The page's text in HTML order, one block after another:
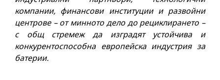
компании, финансови институции и развойни
центрове – от минното дело до рециклирането –
с общ стремеж да изградят устойчива и
конкурентоспособна европейска индустрия за
батерии.